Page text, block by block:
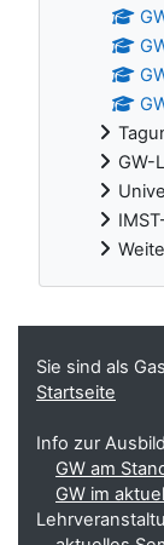
GW-
Sie sind als
Startseite
Info zur
GW am
GW im